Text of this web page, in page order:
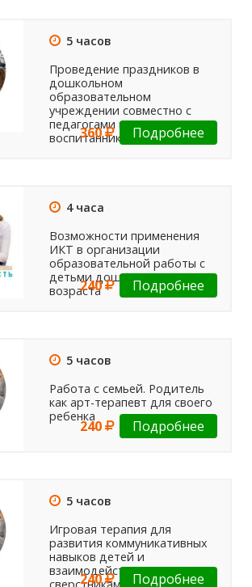
5 часов
Проведение праздников в
дошкольном
образовательном
учреждении совместно с
педагогами и родителями
воспитанников
360 Подробнее
4 часа
Возможности применения
ИКТ в организации
образовательной работы с
детьми дошкольного
возраста
240 Подробнее
5 часов
Работа с семьей. Родитель
как арт-терапевт для своего
ребенка
240 Подробнее
5 часов
Игровая терапия для
развития коммуникативных
навыков детей и
взаимодействия со
240 Подробнее